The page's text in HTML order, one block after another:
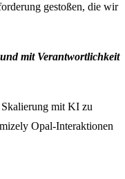
gestoßen, die wir
mit Verantwortlichkeit
mit KI zu
Opal-Interaktionen